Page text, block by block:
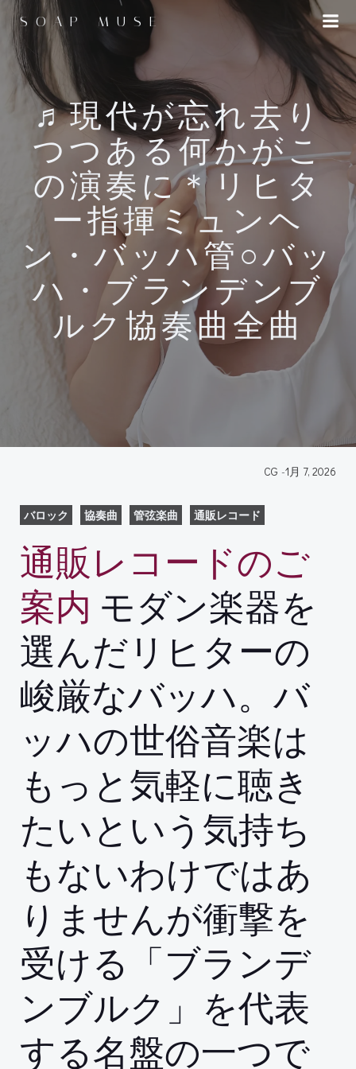
ツ
へ
ス
キ
プ
SOAP MUSE
♬現代が忘れ去り
つつある何かがこ
の演奏に＊リヒタ
ー指揮ミュンヘ
ン・バッハ管○バッ
ハ・ブランデンブ
ルク協奏曲全曲
CG -1月 7, 2026
バロック 協奏曲 管弦楽曲 通販レコード
通販レコードのご
案内 モダン楽器を
選んだリヒターの
峻厳なバッハ。バ
ッハの世俗音楽は
もっと気軽に聴き
たいという気持ち
もないわけではあ
りませんが衝撃を
受ける「ブランデ
ンブルク」を代表
する名盤の一つで